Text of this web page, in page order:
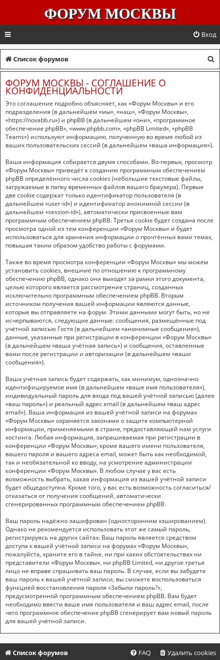
ФОРУМ МОСКВЫ
Вход
Список форумов
о
ФОРУМ МОСКВЫ - СОГЛАШЕНИЕ О
КОНФИДЕНЦИАЛЬНОСТИ
Это соглашение подробно объясняет, как «Форум Москвы» и его
подразделения (в дальнейшем «мы», «наш», «Форум Москвы»,
«https://novabb.ru») и phpBB (в дальнейшем «они», «программное
обеспечение phpBB», «www.phpbb.com», «phpBB Limited», «phpBB
Teams») используют информацию, полученную во время любой из
ваших пользовательских сессий (в дальнейшем «ваша информация»).
Ваша информация собирается двумя способами. Во-первых, просмотр
«Форум Москвы» приведёт к созданию программным обеспечением
phpBB определённого числа cookies (небольшие текстовые файлы,
загружаемые в папку временных файлов вашего браузера). Первые
две cookie содержат только идентификатор пользователя (в
дальнейшем «user-id») и идентификатор анонимной сессии (в
дальнейшем «session-id»), автоматически присвоенные вам
программным обеспечением phpBB. Третья cookie будет создана после
просмотра одной из тем конференции «Форум Москвы» и будет
использоваться для хранения информации о прочтённых вами темах,
повышая таким образом удобство работы с форумами.
Также во время просмотра конференции «Форум Москвы» мы можем
установить cookies, внешние по отношению к программному
обеспечению phpBB, однако они выходят за рамки этого документа,
целью которого является рассмотрение страниц, созданных
исключительно программным обеспечением phpBB. Вторым
источником получения вашей информации являются данные,
которые вы отправляете на форум. Этими данными могут быть, но не
исчерпываются, следующие данные: сообщения, размещённые под
учётной записью Гостя (в дальнейшем «анонимные сообщения»),
данные, указанные при регистрации в конференции «Форум Москвы»
(в дальнейшем «ваша учётная запись») и сообщения, оставленные
вами после регистрации и авторизации (в дальнейшем «ваши
сообщения»).
Ваша учётная запись будет содержать, как минимум, однозначно
идентифицируемое имя (в дальнейшем «ваше имя пользователя»),
индивидуальный пароль для входа под вашей учётной записью (далее
«ваш пароль») и реальный адрес email (в дальнейшем «ваш адрес
email»). Ваша информация из вашей учётной записи на форумах
«Форум Москвы» охраняется законами о защите компьютерной
информации, применяемыми в стране, предоставляющей нам услуги
хостинга. Любая информация, запрашиваемая при регистрации в
конференции «Форум Москвы», кроме вашего имени пользователя,
вашего пароля и вашего адреса email, может быть как необходимой,
так и необязательной ко вводу, на усмотрение администрации
конференции «Форум Москвы». В любом случае у вас есть
возможность выбрать, какая информация из вашей учётной записи
будет общедоступна. Кроме того, у вас есть возможность согласиться/
отказаться от получения сообщений, автоматически
сгенерированных программным обеспечением phpBB.
Ваш пароль надёжно зашифрован (односторонним хэшированием).
Однако не рекомендуется использовать этот же самый пароль,
регистрируясь на других сайтах. Ваш пароль является средством
доступа к вашей учётной записи на форумах «Форум Москвы»,
пожалуйста, храните его в тайне, ни при каких обстоятельствах ни
представители «Форум Москвы», ни phpBB Limited, ни другое третье
лицо не вправе спрашивать ваш пароль. В случае, если вы забудете
ваш пароль к вашей учётной записи, вы сможете воспользоваться
функцией восстановления пароля «Забыли пароль?»,
предусмотренной программным обеспечением phpBB. Вам будет
необходимо ввести ваше имя пользователя и ваш адрес email, после
чего программное обеспечение phpBB сгенерирует вам новый пароль
для вашей учётной записи.
Список форумов Удалить cookies
FAQ